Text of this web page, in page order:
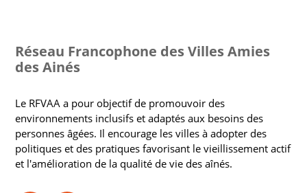
Réseau Francophone des Villes Amies
des Ainés
Le RFVAA a pour objectif de promouvoir des
environnements inclusifs et adaptés aux besoins des
personnes âgées. Il encourage les villes à adopter des
politiques et des pratiques favorisant le vieillissement actif
et l'amélioration de la qualité de vie des aînés.